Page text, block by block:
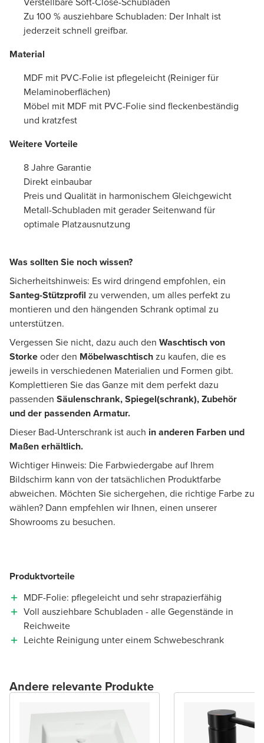
Zu 100 % ausziehbare Schubladen: Der Inhalt ist
jederzeit schnell greifbar.
Material
MDF mit PVC-Folie ist pflegeleicht (Reiniger für
Melaminoberflächen)
Möbel mit MDF mit PVC-Folie sind fleckenbeständig
und kratzfest
Weitere Vorteile
8 Jahre Garantie
Direkt einbaubar
Preis und Qualität in harmonischem Gleichgewicht
Metall-Schubladen mit gerader Seitenwand für
optimale Platzausnutzung
Was sollten Sie noch wissen?
Sicherheitshinweis: Es wird dringend empfohlen, ein
Santeg-Stützprofil zu verwenden, um alles perfekt zu
montieren und den hängenden Schrank optimal zu
unterstützen.
Vergessen Sie nicht, dazu auch den Waschtisch von
Storkeoder den Möbelwaschtischzu kaufen, die es
jeweils in verschiedenen Materialien und Formen gibt.
Komplettieren Sie das Ganze mit dem perfekt dazu
passenden Säulenschrank, Spiegel(schrank), Zubehör
und der passenden Armatur.
Dieser Bad-Unterschrank ist auch in anderen Farben und
Maßen erhältlich.
Wichtiger Hinweis: Die Farbwiedergabe auf Ihrem
Bildschirm kann von der tatsächlichen Produktfarbe
abweichen. Möchten Sie sichergehen, die richtige Farbe zu
wählen? Dann empfehlen wir Ihnen, einen unserer
Showrooms zu besuchen.
Produktvorteile
MDF-Folie: pflegeleicht und sehr strapazierfähig
Voll ausziehbare Schubladen - alle Gegenstände in
Reichweite
Leichte Reinigung unter einem Schwebeschrank
Andere relevante Produkte